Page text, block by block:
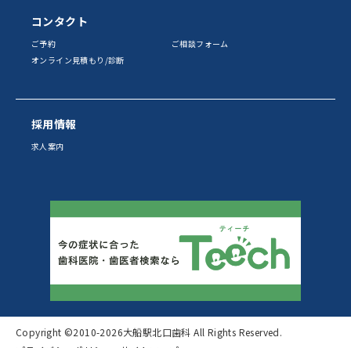
コンタクト
ご予約
ご相談フォーム
オンライン見積もり/診断
採用情報
求人案内
Copyright ©2010-2026大船駅北口歯科 All Rights Reserved.